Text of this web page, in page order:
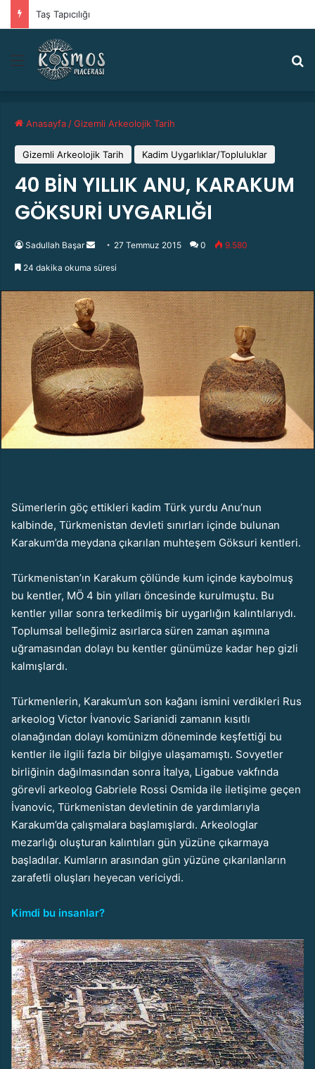
Menü
Anasayfa /Gizemli Arkeolojik Tarih
Gizemli Arkeolojik Tarih Kadim Uygarlıklar/Topluluklar
40 BİN YILLIK ANU, KARAKUM
GÖKSURİ UYGARLIĞI
Sadullah Başar
e
-
p
o
s
t
a
g
ö
n
k
27 Temmuz 2015 0 9.580
24 dakika okuma süresi
Sümerlerin göç ettikleri kadim Türk yurdu Anu’nun
kalbinde, Türkmenistan devleti sınırları içinde bulunan
Karakum’da meydana çıkarılan muhteşem Göksuri kentleri.
Türkmenistan’ın Karakum çölünde kum içinde kaybolmuş
bu kentler, MÖ 4 bin yılları öncesinde kurulmuştu. Bu
kentler yıllar sonra terkedilmiş bir uygarlığın kalıntılarıydı.
Toplumsal belleğimiz asırlarca süren zaman aşımına
uğramasından dolayı bu kentler günümüze kadar hep gizli
kalmışlardı.
Türkmenlerin, Karakum’un son kağanı ismini verdikleri Rus
arkeolog Victor İvanovic Sarianidi zamanın kısıtlı
olanağından dolayı komünizm döneminde keşfettiği bu
kentler ile ilgili fazla bir bilgiye ulaşamamıştı. Sovyetler
birliğinin dağılmasından sonra İtalya, Ligabue vakfında
görevli arkeolog Gabriele Rossi Osmida ile iletişime geçen
İvanovic, Türkmenistan devletinin de yardımlarıyla
Karakum’da çalışmalara başlamışlardı. Arkeologlar
mezarlığı oluşturan kalıntıları gün yüzüne çıkarmaya
başladılar. Kumların arasından gün yüzüne çıkarılanların
zarafetli oluşları heyecan vericiydi.
Kimdi bu insanlar?